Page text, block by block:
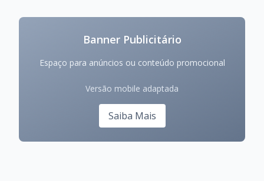
Banner Publicitário
Espaço para anúncios ou conteúdo promocional
Versão mobile adaptada
Saiba Mais